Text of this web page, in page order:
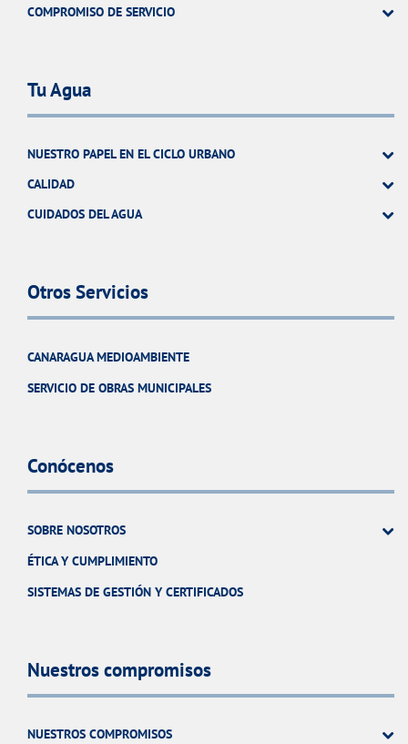
COMPROMISO DE SERVICIO
Tu Agua
NUESTRO PAPEL EN EL CICLO URBANO
CALIDAD
CUIDADOS DEL AGUA
Otros Servicios
CANARAGUA MEDIOAMBIENTE
SERVICIO DE OBRAS MUNICIPALES
Conócenos
SOBRE NOSOTROS
ÉTICA Y CUMPLIMIENTO
SISTEMAS DE GESTIÓN Y CERTIFICADOS
Nuestros compromisos
NUESTROS COMPROMISOS